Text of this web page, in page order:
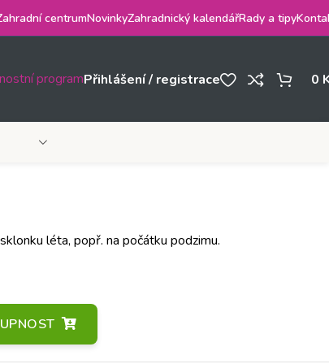
centrumNovinkyZahradnický kalendářRady a tipy
programPřihlášení / registrace 0
léta, popř. na počátku podzimu.